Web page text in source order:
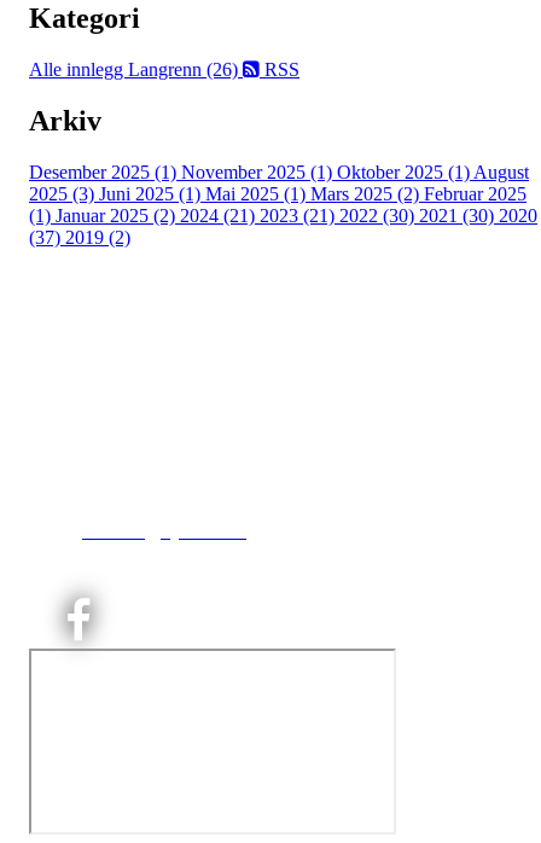
Kategori
Alle innlegg Langrenn (26) RSS
Arkiv
Desember 2025 (1) November 2025 (1) Oktober 2025 (1) August
2025 (3) Juni 2025 (1) Mai 2025 (1) Mars 2025 (2) Februar 2025
(1) Januar 2025 (2) 2024 (21) 2023 (21) 2022 (30) 2021 (30) 2020
(37) 2019 (2)